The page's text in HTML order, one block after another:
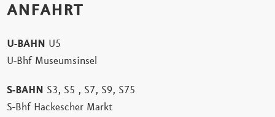
ANFAHRT
U-BAHN U5
U-Bhf Museumsinsel
S-BAHN S3, S5 , S7, S9, S75
S-Bhf Hackescher Markt